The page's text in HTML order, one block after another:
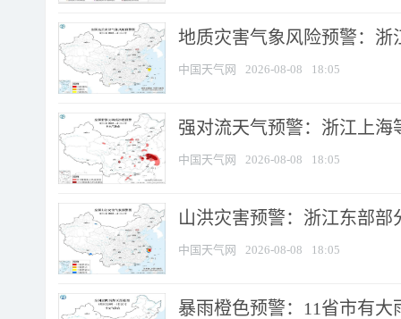
地质灾害气象风险预警：
中国天气网 2026-08-08 18:05
强对流天气预警：浙江上海
中国天气网 2026-08-08 18:05
山洪灾害预警：浙江东部
中国天气网 2026-08-08 18:05
暴雨橙色预警：11省市有